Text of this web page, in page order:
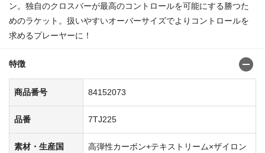
ン。独自のクロスバーが最高のコントロールを可能にする勝つた
めのラケット。扱いやすいオーバーサイズでよりコントロールを
求めるプレーヤーに！
特徴
商品番号 84152073
品番 7TJ225
素材・生産国
高弾性カーボン+テキストリーム×ザイロン